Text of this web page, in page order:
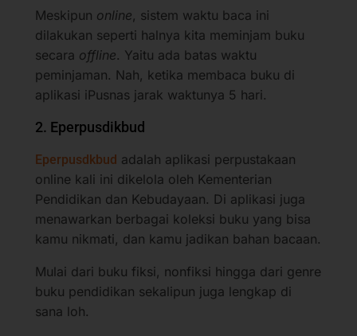
Meskipun online, sistem waktu baca ini
dilakukan seperti halnya kita meminjam buku
secara offline. Yaitu ada batas waktu
peminjaman. Nah, ketika membaca buku di
aplikasi iPusnas jarak waktunya 5 hari.
2. Eperpusdikbud
Eperpusdkbud adalah aplikasi perpustakaan
online kali ini dikelola oleh Kementerian
Pendidikan dan Kebudayaan. Di aplikasi juga
menawarkan berbagai koleksi buku yang bisa
kamu nikmati, dan kamu jadikan bahan bacaan.
Mulai dari buku fiksi, nonfiksi hingga dari genre
buku pendidikan sekalipun juga lengkap di
sana loh.